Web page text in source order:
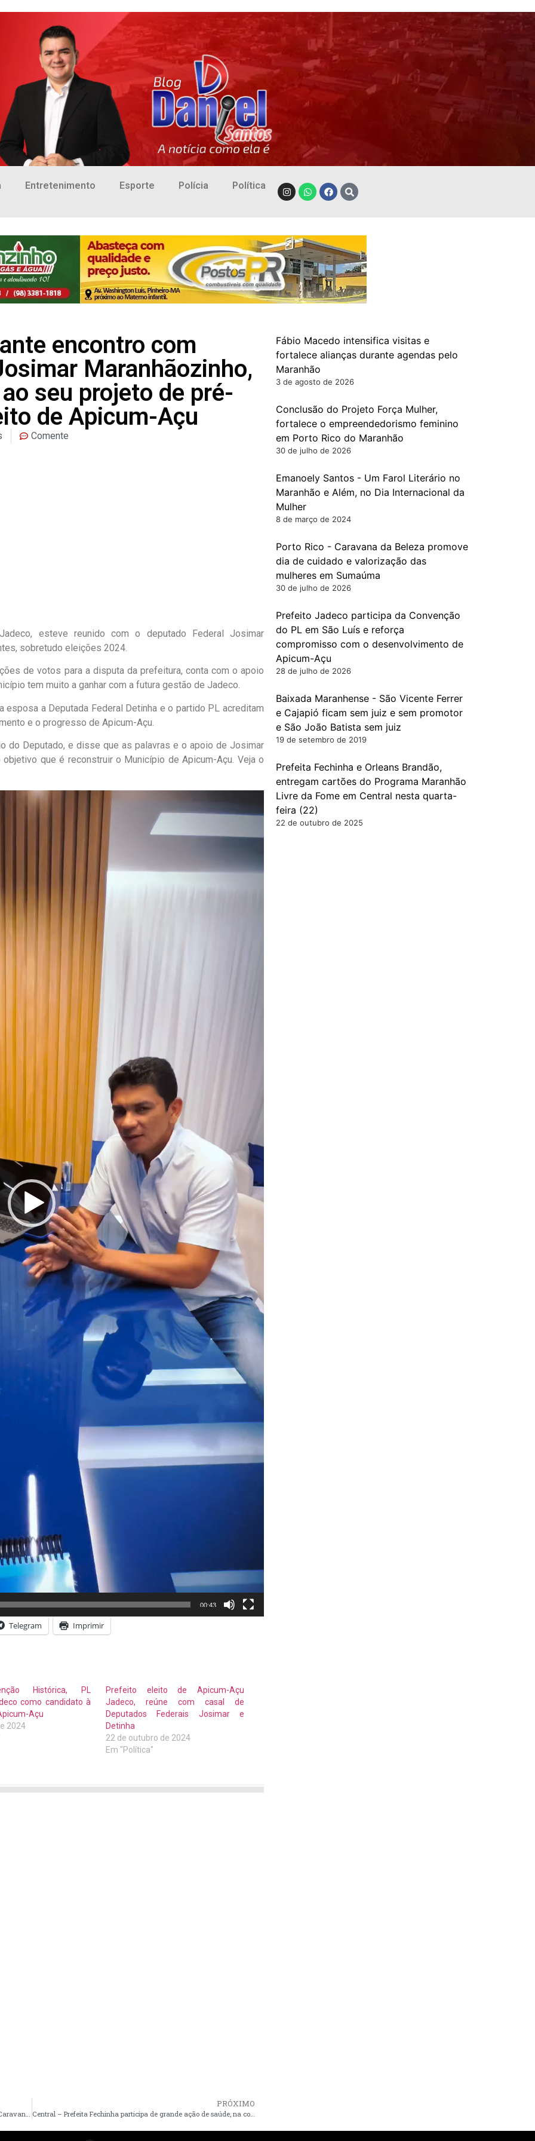
Entretenimento Esporte Polícia Política
encontro com
Maranhãozinho,
seu projeto de pré-
de Apicum-Açu
Comente
esteve reunido com o deputado Federal Josimar
sobretudo eleições 2024.
de votos para a disputa da prefeitura, conta com o apoio
tem muito a ganhar com a futura gestão de Jadeco.
a Deputada Federal Detinha e o partido PL acreditam
e o progresso de Apicum-Açu.
do Deputado, e disse que as palavras e o apoio de Josimar
que é reconstruir o Município de Apicum-Açu. Veja o
00:43
Telegram Imprimir
Histórica, PL
como candidato à
Açu
2024
Prefeito eleito de Apicum-Açu
Jadeco, reúne com casal de
Deputados Federais Josimar e
Detinha
22 de outubro de 2024
Em "Política"
PRÓXIMO
Central – Prefeita Fechinha participa de grande ação de saúde, na comunidade Quilombola Beleza
Fábio Macedo intensifica visitas e
fortalece alianças durante agendas pelo
Maranhão
3 de agosto de 2026
Conclusão do Projeto Força Mulher,
fortalece o empreendedorismo feminino
em Porto Rico do Maranhão
30 de julho de 2026
Emanoely Santos - Um Farol Literário no
Maranhão e Além, no Dia Internacional da
Mulher
8 de março de 2024
Porto Rico - Caravana da Beleza promove
dia de cuidado e valorização das
mulheres em Sumaúma
30 de julho de 2026
Prefeito Jadeco participa da Convenção
do PL em São Luís e reforça
compromisso com o desenvolvimento de
Apicum-Açu
28 de julho de 2026
Baixada Maranhense - São Vicente Ferrer
e Cajapió ficam sem juiz e sem promotor
e São João Batista sem juiz
19 de setembro de 2019
Prefeita Fechinha e Orleans Brandão,
entregam cartões do Programa Maranhão
Livre da Fome em Central nesta quarta-
feira (22)
22 de outubro de 2025